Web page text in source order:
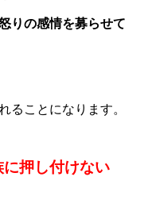
りの感情を募らせて
ることになります。
に押し付けない